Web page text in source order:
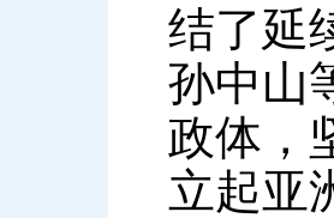
结了延
孙中山
政体，
立起亚